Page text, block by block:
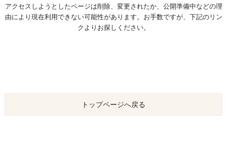
アクセスしようとしたページは削除、変更されたか、公開準備中などの理
由により現在利用できない可能性があります。お手数ですが、下記のリン
クよりお探しください。
トップページへ戻る